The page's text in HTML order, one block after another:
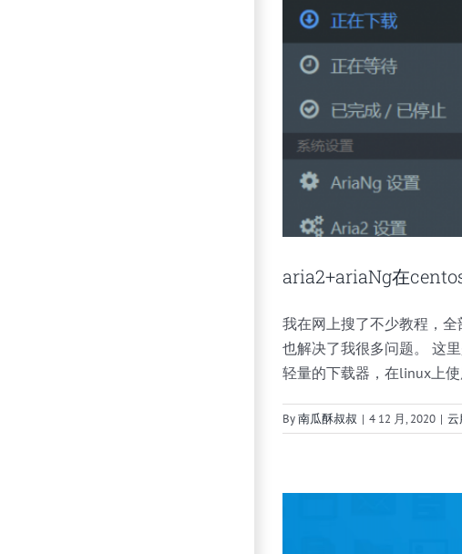
aria2+ariaNg在
我在网上搜了不少教程，
也解决了我很多问题。 这
轻量的下载器，在linux上
By南瓜酥叔叔 | 4 12 月, 2020 | 云